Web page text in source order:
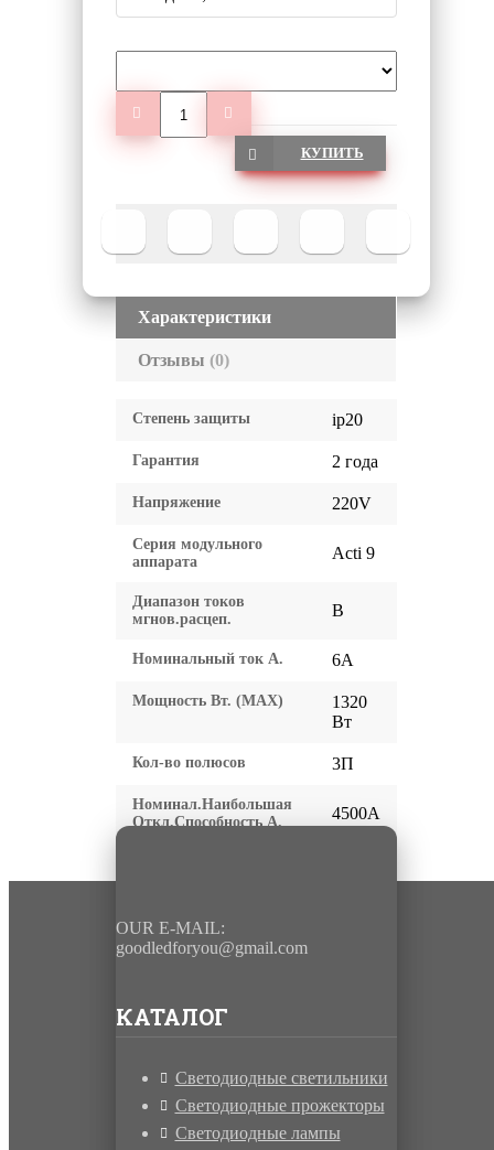
КУПИТЬ
Характеристики
Отзывы (0)
Степень защиты ip20
Гарантия 2 года
Напряжение 220V
Серия модульного
аппарата
Acti 9
Диапазон токов
мгнов.расцеп.
B
Номинальный ток А. 6A
Мощность Вт. (МАХ)
1320
Вт
Кол-во полюсов 3П
Номинал.Наибольшая
Откл.Способность А.
4500A
OUR E-MAIL:
goodledforyou@gmail.cоm
КАТАЛОГ
Светодиодные светильники
Светодиодные прожекторы
Светодиодные лампы